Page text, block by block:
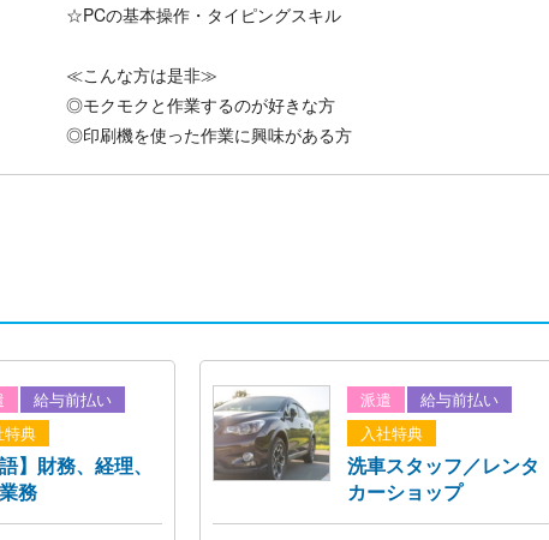
☆PCの基本操作・タイピングスキル
≪こんな方は是非≫
◎モクモクと作業するのが好きな方
◎印刷機を使った作業に興味がある方
給与前払い
特典
語】財務、経理、
務
派遣
給与前払い
入社特典
洗車スタッフ／レンタ
カーショップ